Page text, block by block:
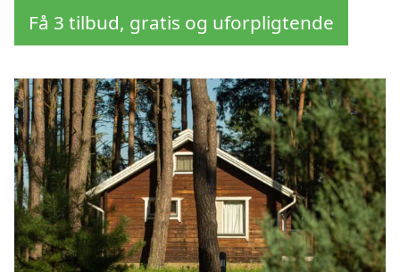
Få 3 tilbud, gratis og uforpligtende